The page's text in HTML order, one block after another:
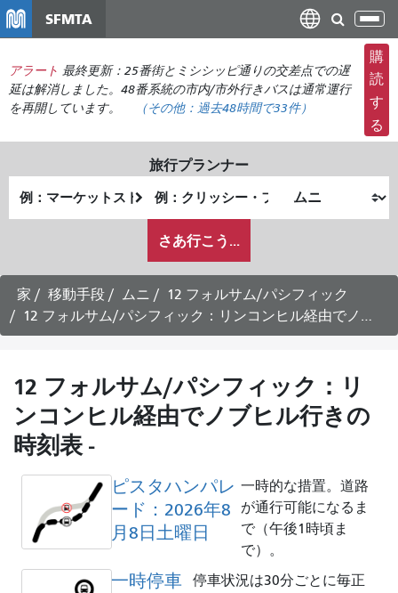
コ
ン
テ
ン
ツ
移
SFMTA
ナ
ビ
ゲ
ー
シ
ョ
の
切
り
え
アラート 最終更新：25番街とミシシッピ通りの交差点での遅
延は解消しました。48番系統の市内/市外行きバスは通常運行
を再開しています。
（その他： 過去48時間で33件）
購
読
す
る
旅行プランナー
出
発
終
了
が
ど
の
よ
う
旅
し
た
さあ行こう...
家 移動手段 ムニ
12 フォルサム/パシフィック
12 フォルサム/パシフィック：リンコンヒル経由でノブヒル行きの時刻表 -
12 フォルサム/パシフィック：リ
ンコンヒル経由でノブヒル行きの
時刻表 -
ピスタハンパレ
ード：2026年8
月8日土曜日
一時的な措置。道路
が通行可能になるま
で（午後1時頃ま
で）。
一時停車
停車状況は30分ごとに毎正